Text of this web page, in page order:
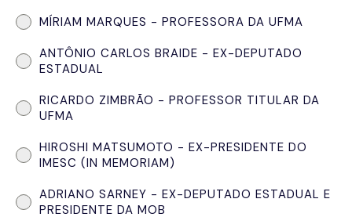
MÍRIAM MARQUES - PROFESSORA DA UFMA
ANTÔNIO CARLOS BRAIDE - EX-DEPUTADO
ESTADUAL
RICARDO ZIMBRÃO - PROFESSOR TITULAR DA
UFMA
HIROSHI MATSUMOTO - EX-PRESIDENTE DO
IMESC (IN MEMORIAM)
ADRIANO SARNEY - EX-DEPUTADO ESTADUAL E
PRESIDENTE DA MOB